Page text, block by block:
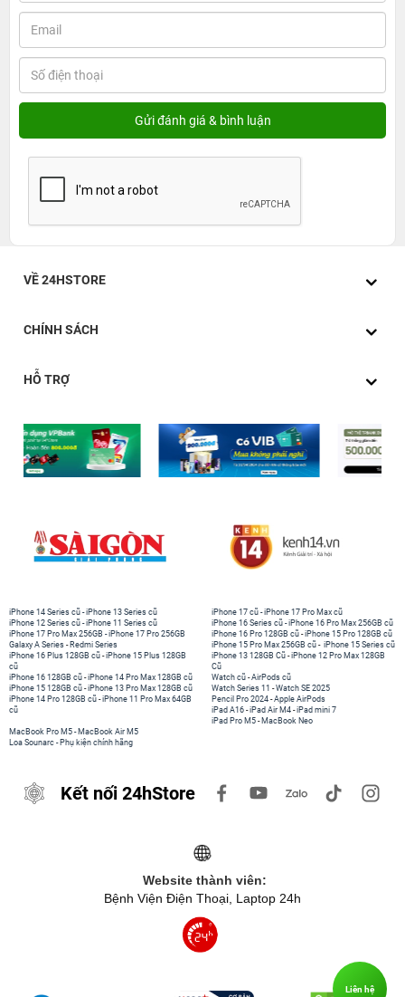
VỀ 24HSTORE
CHÍNH SÁCH
HỖ TRỢ
iPhone 14 Series cũ -iPhone 13 Series cũ
iPhone 12 Series cũ -iPhone 11 Series cũ
iPhone 17 Pro Max 256GB -iPhone 17 Pro 256GB
Galaxy A Series - Redmi Series
iPhone 17 cũ -iPhone 17 Pro Max cũ
iPhone 16 Series cũ - iPhone 16 Pro Max 256GB cũ
iPhone 16 Pro 128GB cũ -iPhone 15 Pro 128GB cũ
iPhone 15 Pro Max 256GB cũ - iPhone 15 Series cũ
iPhone 16 Plus 128GB cũ -iPhone 15 Plus 128GB
cũ
iPhone 16 128GB cũ -iPhone 14 Pro Max 128GB cũ
iPhone 15 128GB cũ -iPhone 13 Pro Max 128GB cũ
iPhone 14 Pro 128GB cũ -iPhone 11 Pro Max 64GB
cũ
iPhone 13 128GB Cũ -iPhone 12 Pro Max 128GB
Cũ
Watch cũ -AirPods cũ
Watch Series 11 -Watch SE 2025
Pencil Pro 2024 -Apple AirPods
iPad A16 -iPad Air M4 -iPad mini 7
iPad Pro M5 - MacBook Neo
MacBook Pro M5 - MacBook Air M5
Loa Sounarc - Phụ kiện chính hãng
Kết nối 24hStore
Website thành viên:
Bệnh Viện Điện Thoại, Laptop 24h
Liên hệ